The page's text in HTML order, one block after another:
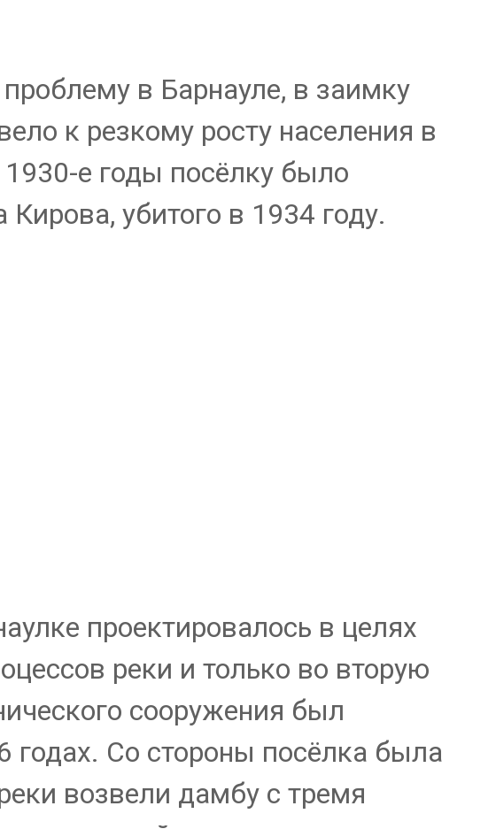
в Барнауле, в заимку
к резкому росту населения в
е годы посёлку было
убитого в 1934 году.
проектировалось в целях
реки и только во вторую
сооружения был
годах. Со стороны посёлка была
возвели дамбу с тремя